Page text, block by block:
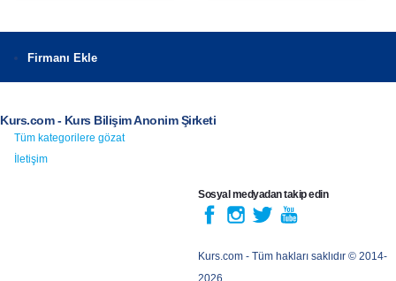
Firmanı Ekle
Kurs.com - Kurs Bilişim Anonim Şirketi
Tüm kategorilere gözat
İletişim
Sosyal medyadan takip edin
Kurs.com - Tüm hakları saklıdır © 2014-
2026